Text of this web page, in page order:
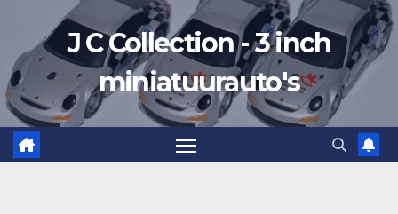
de
inhoud
J C Collection - 3 inch
miniatuurauto's